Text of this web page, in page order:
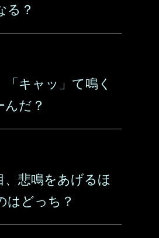
る？
「キャッ」て鳴く
んだ？
、悲鳴をあげるほ
はどっち？